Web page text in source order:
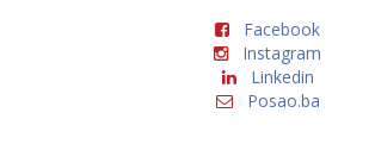
Facebook
Instagram
Linkedin
Posao.ba